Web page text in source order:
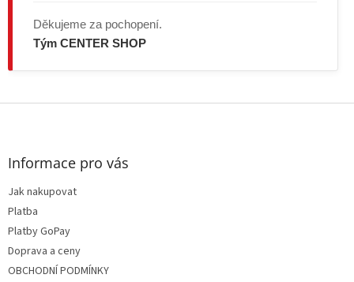
Děkujeme za pochopení.
Tým CENTER SHOP
Z
Informace pro vás
Jak nakupovat
Platba
Platby GoPay
Doprava a ceny
OBCHODNÍ PODMÍNKY